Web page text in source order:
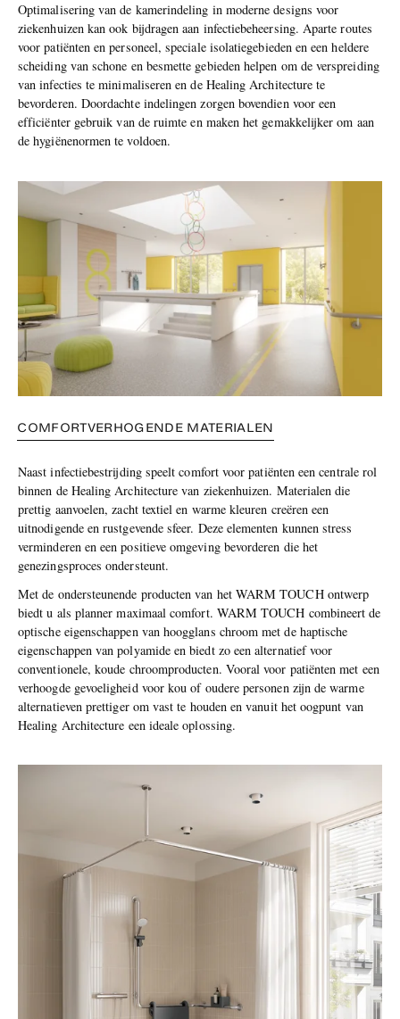
Optimalisering van de kamerindeling in moderne designs voor
ziekenhuizen kan ook bijdragen aan infectiebeheersing. Aparte routes
voor patiënten en personeel, speciale isolatiegebieden en een heldere
scheiding van schone en besmette gebieden helpen om de verspreiding
van infecties te minimaliseren en de Healing Architecture te
bevorderen. Doordachte indelingen zorgen bovendien voor een
efficiënter gebruik van de ruimte en maken het gemakkelijker om aan
de hygiënenormen te voldoen.
COMFORTVERHOGENDE MATERIALEN
Naast infectiebestrijding speelt comfort voor patiënten een centrale rol
binnen de Healing Architecture van ziekenhuizen. Materialen die
prettig aanvoelen, zacht textiel en warme kleuren creëren een
uitnodigende en rustgevende sfeer. Deze elementen kunnen stress
verminderen en een positieve omgeving bevorderen die het
genezingsproces ondersteunt.
Met de ondersteunende producten van het WARM TOUCH ontwerp
biedt u als planner maximaal comfort. WARM TOUCH combineert de
optische eigenschappen van hoogglans chroom met de haptische
eigenschappen van polyamide en biedt zo een alternatief voor
conventionele, koude chroomproducten. Vooral voor patiënten met een
verhoogde gevoeligheid voor kou of oudere personen zijn de warme
alternatieven prettiger om vast te houden en vanuit het oogpunt van
Healing Architecture een ideale oplossing.